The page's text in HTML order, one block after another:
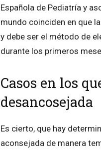
Española de Pediatría y
mundo coinciden en que
y debe ser el método de
durante los primeros
Casos en los
desancosejada
Es cierto, que hay
aconsejada de manera